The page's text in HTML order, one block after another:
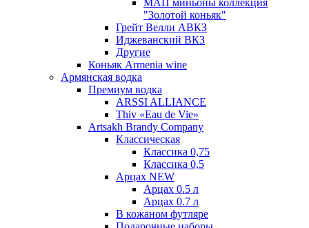
МАП миньоны коллекция
"Золотой коньяк"
Грейт Велли АВКЗ
Иджеванский ВКЗ
Другие
Коньяк Armenia wine
Армянская водка
Премиум водка
ARSSI ALLIANCE
Thiv «Eau de Vie»
Artsakh Brandy Company
Классическая
Классика 0,75
Классика 0,5
Арцах NEW
Арцах 0.5 л
Арцах 0.7 л
В кожаном футляре